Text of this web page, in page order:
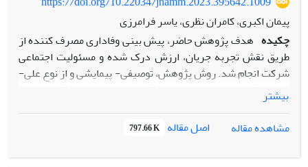
پیمان اکبری، کامران نظری، یاسر فرامرزی
چکیده هدف پژوهش حاضر، پیش بینی وفاداری مصرف کننده از
طریق نقش تجربه جریان، ارزش درک شده و مسئولیت اجتماعی
شرکت انجام شد. روش پژوهش، توصیفی- پیمایشی و از نوع علی-
همبستگی می­باشد. ابزار اندازه­گیری، پرسشنامه­های گاریا تایمز و
مفهوم زمان؛ گاریا تایمز (2021) ارزش درک شده؛ وفاداری و اسلام
و همکاران (2021) مسئولیت اجتماعی شرکت بوده و جامعه آماری
پژوهش حاضر مصرف کنندگان نوشیدنی برند ایستک در
بیشتر
مشاهده مقاله
اصل مقاله 797.66 K